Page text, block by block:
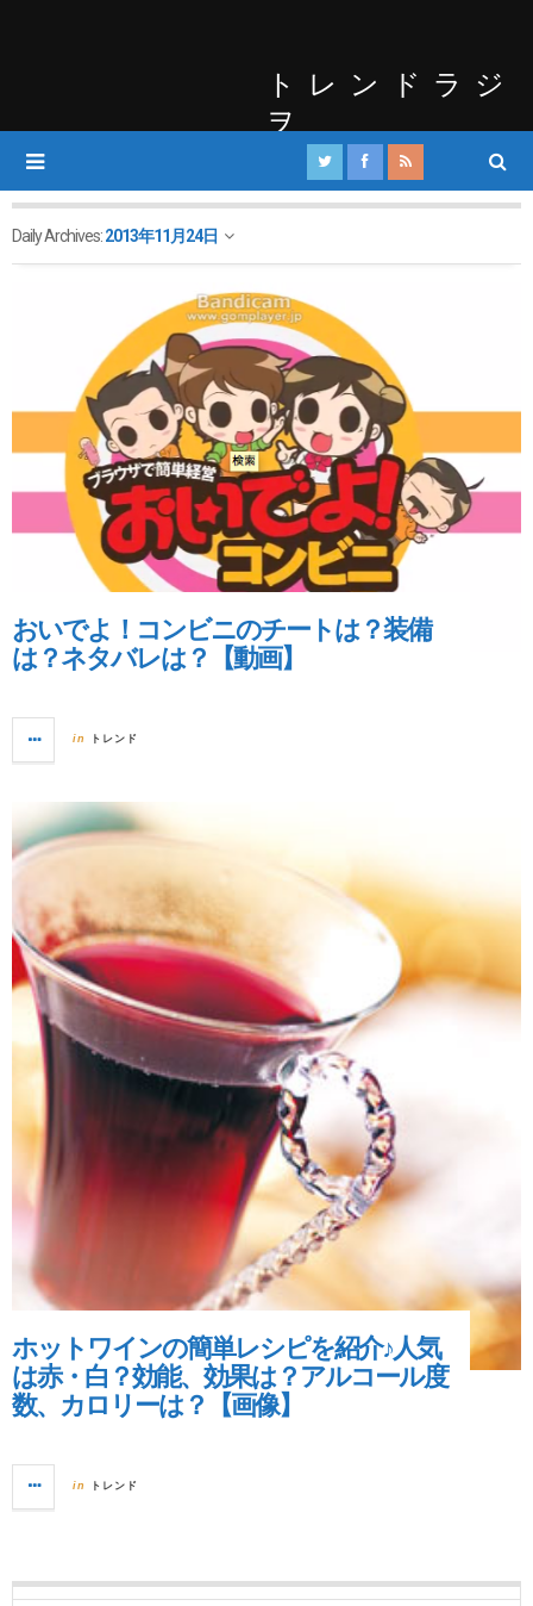
トレンドラジ
ヲ
Daily Archives:2013年11月24日
おいでよ！コンビニのチートは？装備
は？ネタバレは？【動画】
in トレンド
ホットワインの簡単レシピを紹介♪人気
は赤・白？効能、効果は？アルコール度
数、カロリーは？【画像】
in トレンド